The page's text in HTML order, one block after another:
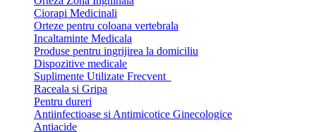
Ciorapi Medicinali
Orteze pentru coloana vertebrala
Incaltaminte Medicala
Produse pentru ingrijirea la domiciliu
Dispozitive medicale
Suplimente Utilizate Frecvent
Raceala si Gripa
Pentru dureri
Antiinfectioase si Antimicotice Ginecologice
Antiacide